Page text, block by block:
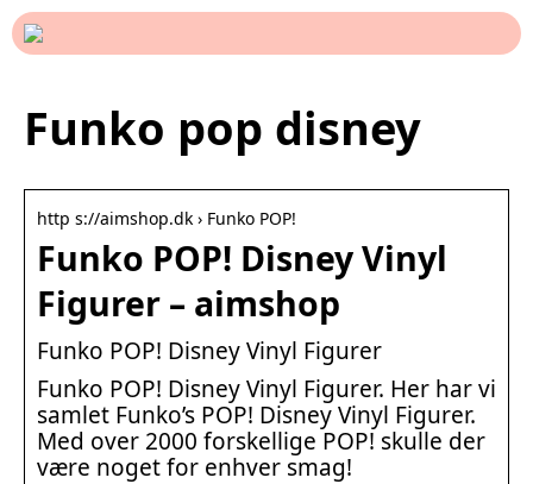
Funko pop disney
http s://aimshop.dk › Funko POP!
Funko POP! Disney Vinyl
Figurer – aimshop
Funko POP! Disney Vinyl Figurer
Funko POP! Disney Vinyl Figurer. Her har vi
samlet Funko’s POP! Disney Vinyl Figurer.
Med over 2000 forskellige POP! skulle der
være noget for enhver smag!